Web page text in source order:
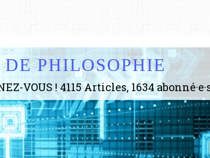
PHILOSOPHIE